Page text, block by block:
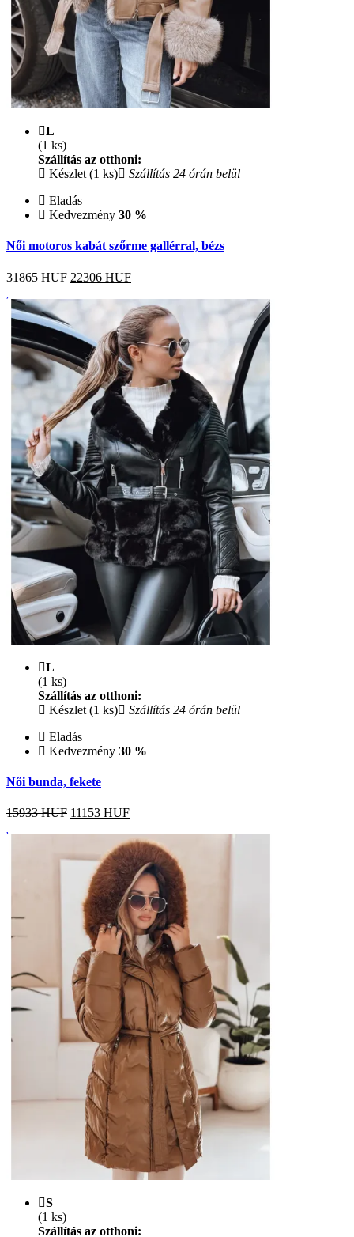
L
(1 ks)
Szállítás az otthoni:
Készlet (1 ks)
Szállítás 24 órán belül
Eladás
Kedvezmény 30 %
Női motoros kabát szőrme gallérral, bézs
31865 HUF 22306 HUF
L
(1 ks)
Szállítás az otthoni:
Készlet (1 ks)
Szállítás 24 órán belül
Eladás
Kedvezmény 30 %
Női bunda, fekete
15933 HUF 11153 HUF
S
(1 ks)
Szállítás az otthoni: